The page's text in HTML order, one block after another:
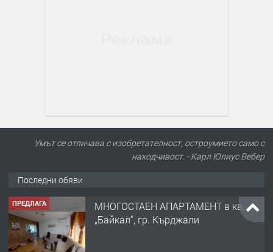
Умът се отличава с изобретателност, остроумието само с
находчивост. - Карл Юлиус Вебер
Последни обяви
ПРЕДЛАГА
МНОГОСТАЕН АПАРТАМЕНТ в кв.
„Байкал“, гр. Кърджали